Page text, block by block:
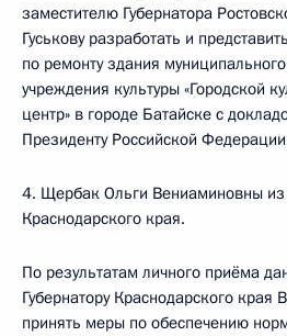
заместителю Губернатора
Гуськову разработать и
по ремонту здания
учреждения культуры «Городской
центр» в городе Батайске с
Президенту Российской
4. Щербак Ольги Вениаминовны из
Краснодарского края.
По результатам личного приёма
Губернатору Краснодарского края
принять меры по обеспечению